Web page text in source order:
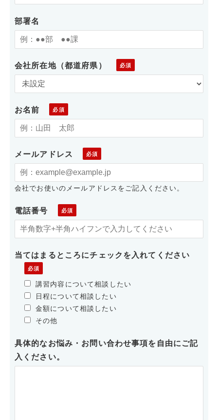
部署名
会社所在地（都道府県）
お名前
メールアドレス
会社でお使いのメールアドレスをご記入ください。
電話番号
当てはまるところにチェックを入れてください
講習内容について相談したい
日程について相談したい
金額について相談したい
その他
具体的なお悩み・お問い合わせ事項を自由にご記
入ください。